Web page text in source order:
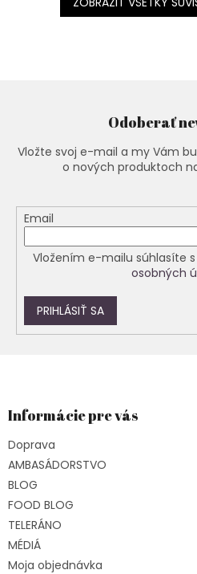
Odoberať
Vložte svoj e-mail a my Vám
o nových produktoch
Email
Vložením e-mailu súhlasíte s
osobných
PRIHLÁSIŤ SA
äInformácie pre vás
Doprava
AMBASÁDORSTVO
BLOG
FOOD BLOG
TELERÁNO
MÉDIÁ
Moja objednávka